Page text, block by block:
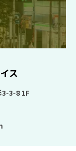
ス
3-3-8 1F